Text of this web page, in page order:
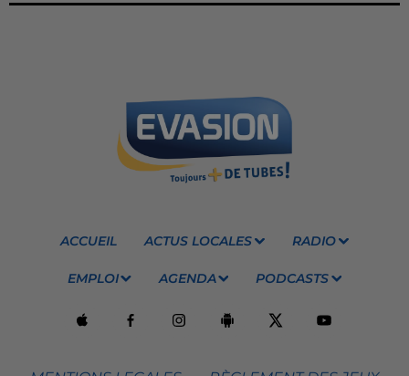
ACCUEIL ACTUS LOCALES RADIO
EMPLOI AGENDA PODCASTS